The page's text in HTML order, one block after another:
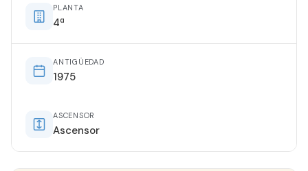
PLANTA
4ª
ANTIGÜEDAD
1975
ASCENSOR
Ascensor